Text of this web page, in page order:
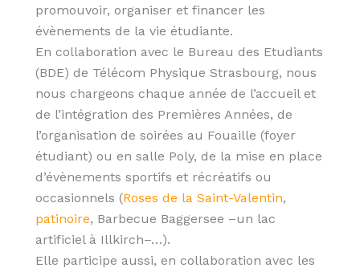
promouvoir, organiser et financer les
évènements de la vie étudiante.
En collaboration avec le Bureau des Etudiants
(BDE) de Télécom Physique Strasbourg, nous
nous chargeons chaque année de l’accueil et
de l’intégration des Premières Années, de
l’organisation de soirées au Fouaille (foyer
étudiant) ou en salle Poly, de la mise en place
d’évènements sportifs et récréatifs ou
occasionnels (Roses de la Saint-Valentin,
patinoire, Barbecue Baggersee –un lac
artificiel à Illkirch–…).
Elle participe aussi, en collaboration avec les